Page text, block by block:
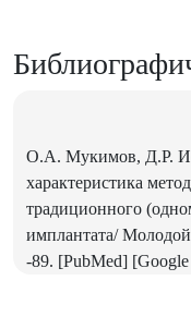
О.А. Мукимов, Д.Р.
характеристика
традиционного
имплантата/
-89. [PubMed]